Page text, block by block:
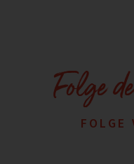
Folge
FOLGE